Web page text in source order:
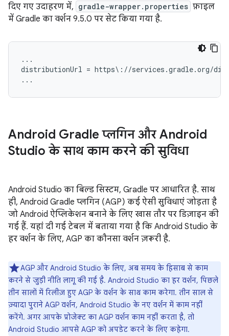
दिए गए उदाहरण में, gradle-wrapper.properties फ़ाइल
में Gradle का वर्शन 9.5.0 पर सेट किया गया है.
...
distributionUrl = https\://services.gradle.org/
Android Gradle प्लगिन और Android
Studio के साथ काम करने की सुविधा
Android Studio का बिल्ड सिस्टम, Gradle पर आधारित है. साथ
ही, Android Gradle प्लगिन (AGP) कई ऐसी सुविधाएं जोड़ता है
जो Android ऐप्लिकेशन बनाने के लिए खास तौर पर डिज़ाइन की
गई हैं. यहां दी गई टेबल में बताया गया है कि Android Studio के
हर वर्शन के लिए, AGP का कौनसा वर्शन ज़रूरी है.
AGP और Android Studio के लिए, अब समय के हिसाब से काम
करने से जुड़ी नीति लागू की गई है. Android Studio का हर वर्शन, पिछले
तीन सालों में रिलीज़ हुए AGP के वर्शन के साथ काम करेगा. तीन साल से
ज़्यादा पुराने AGP वर्शन, Android Studio के नए वर्शन में काम नहीं
करेंगे. अगर आपके प्रोजेक्ट का AGP वर्शन काम नहीं करता है, तो
Android Studio आपसे AGP को अपडेट करने के लिए कहेगा.